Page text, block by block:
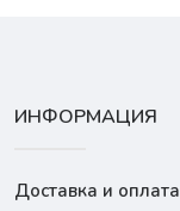
ИНФОРМАЦИЯ
Доставка и оплата